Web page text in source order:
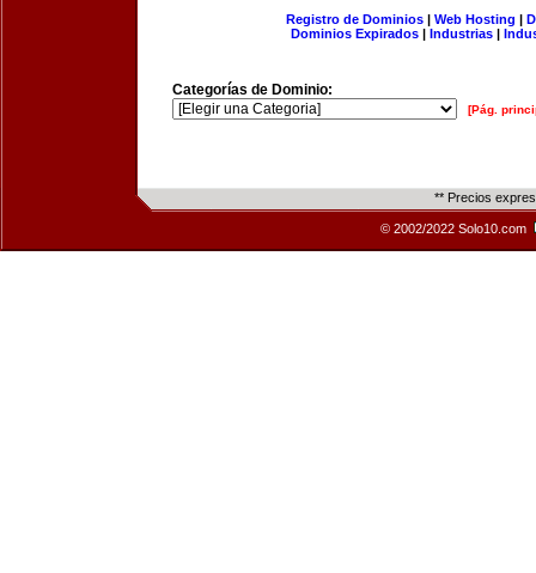
Registro de Dominios| Web Hosting |
Dominios Expirados | Industrias |
Categorías de Dominio:
[Pág.
** Precios
© 2002/2022 Solo10.com